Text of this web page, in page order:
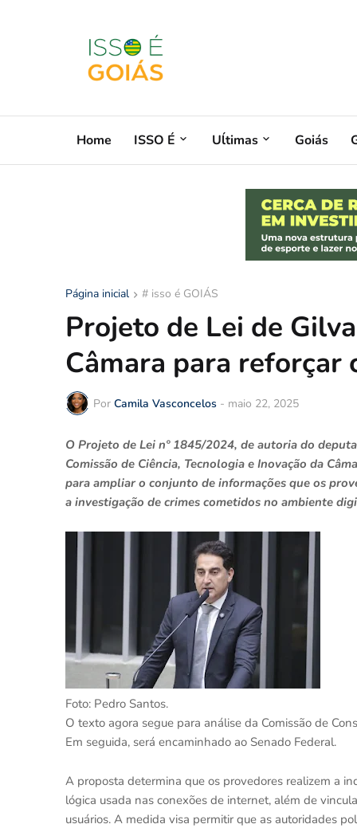
Home ISSO É Uĺtimas Goiás
Página inicial # isso é GOIÁS
Projeto de Lei de
Câmara para reforçar
Por Camila Vasconcelos - maio 22, 2025
O Projeto de Lei nº 1845/2024, de autoria do
Comissão de Ciência, Tecnologia e Inovação da
para ampliar o conjunto de informações que os
a investigação de crimes cometidos no ambiente
Foto: Pedro Santos.
O texto agora segue para análise da Comissão de
Em seguida, será encaminhado ao Senado Federal.
A proposta determina que os provedores realizem a
lógica usada nas conexões de internet, além de
usuários. A medida visa permitir que as autoridades